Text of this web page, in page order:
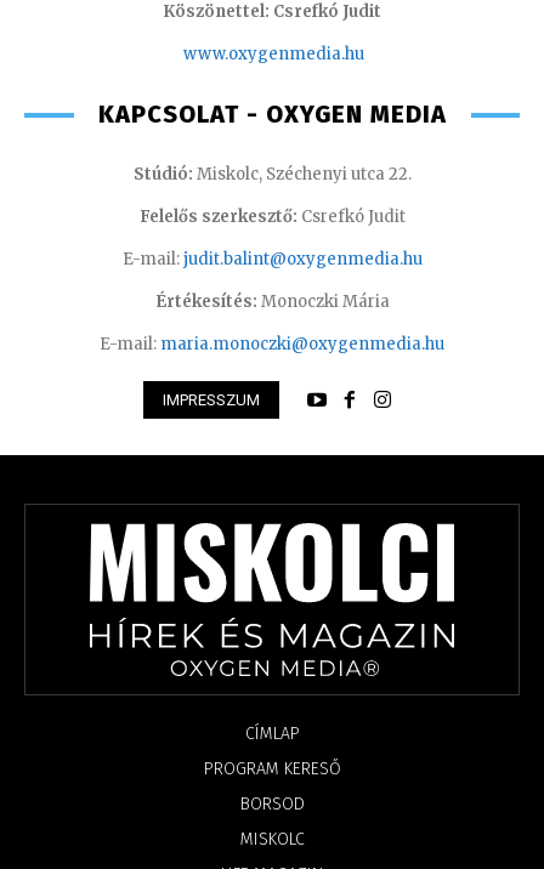
Köszönettel: Csrefkó Judit
www.oxygenmedia.hu
KAPCSOLAT - OXYGEN MEDIA
Stúdió: Miskolc, Széchenyi utca 22.
Felelős szerkesztő: Csrefkó Judit
E-mail:judit.balint@oxygenmedia.hu
Értékesítés: Monoczki Mária
E-mail: maria.monoczki@oxygenmedia.hu
IMPRESSZUM
CÍMLAP
PROGRAM KERESŐ
BORSOD
MISKOLC